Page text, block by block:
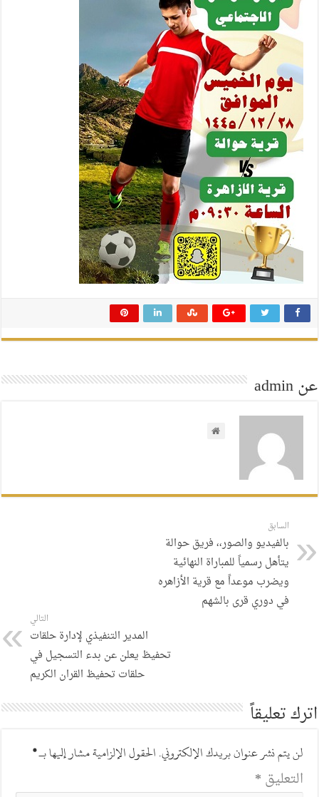
عن admin
السابق
بالفيديو والصور،، فريق حوالة
يتأهل رسمياً للمباراة النهائية
ويضرب موعداً مع قرية الأزاهره
في دوري قرى بالشهم
التالي
المدير التنفيذي لإدارة حلقات
تحفيظ يعلن عن بدء التسجيل في
حلقات تحفيظ القران الكريم
اترك تعليقاً
لن يتم نشر عنوان بريدك الإلكتروني.الحقول الإلزامية مشار إليها بـ*
التعليق *